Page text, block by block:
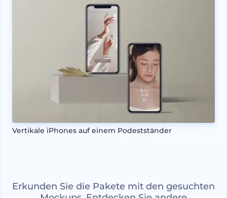
Vertikale iPhones auf einem Podestständer
Erkunden Sie die Pakete mit den gesuchten